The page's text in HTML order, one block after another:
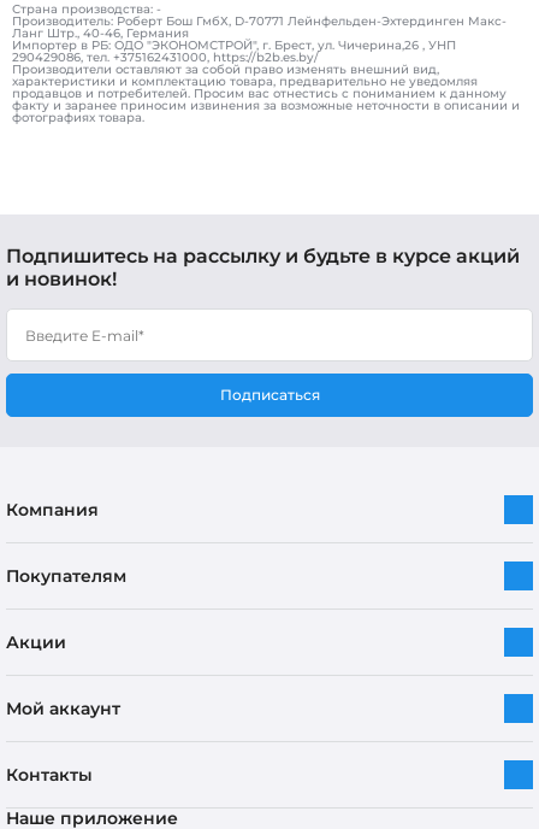
Страна производства: -
Производитель: Роберт Бош ГмбХ, D-70771 Лейнфельден-Эхтердинген Макс-
Ланг Штр., 40-46, Германия
Импортер в РБ: ОДО "ЭКОНОМСТРОЙ", г. Брест, ул. Чичерина,26 , УНП
290429086, тел. +375162431000, https://b2b.es.by/
Производители оставляют за собой право изменять внешний вид,
характеристики и комплектацию товара, предварительно не уведомляя
продавцов и потребителей. Просим вас отнестись с пониманием к данному
факту и заранее приносим извинения за возможные неточности в описании и
фотографиях товара.
Подпишитесь на рассылку и будьте в курсе акций
и новинок!
Подписаться
Компания
Покупателям
Акции
Мой аккаунт
Контакты
Наше приложение